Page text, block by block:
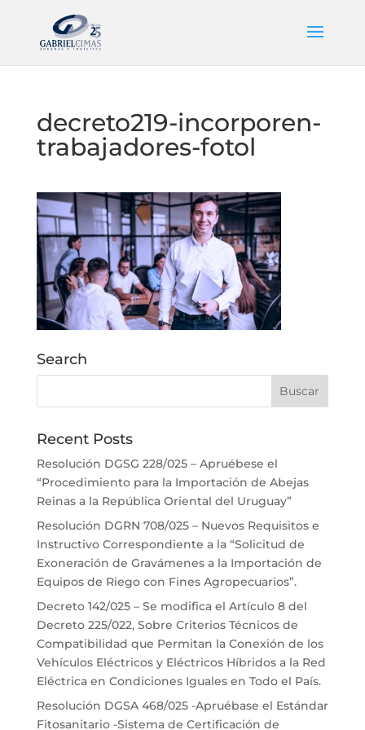
decreto219-incorporen-
trabajadores-fotol
Search
Recent Posts
Resolución DGSG 228/025 – Apruébese el
“Procedimiento para la Importación de Abejas
Reinas a la República Oriental del Uruguay”
Resolución DGRN 708/025 – Nuevos Requisitos e
Instructivo Correspondiente a la “Solicitud de
Exoneración de Gravámenes a la Importación de
Equipos de Riego con Fines Agropecuarios”.
Decreto 142/025 – Se modifica el Artículo 8 del
Decreto 225/022, Sobre Criterios Técnicos de
Compatibilidad que Permitan la Conexión de los
Vehículos Eléctricos y Eléctricos Híbridos a la Red
Eléctrica en Condiciones Iguales en Todo el País.
Resolución DGSA 468/025 -Apruébase el Estándar
Fitosanitario -Sistema de Certificación de